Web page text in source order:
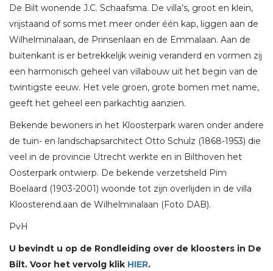
De Bilt wonende J.C. Schaafsma. De villa’s, groot en klein,
vrijstaand of soms met meer onder één kap, liggen aan de
Wilhelminalaan, de Prinsenlaan en de Emmalaan. Aan de
buitenkant is er betrekkelijk weinig veranderd en vormen zij
een harmonisch geheel van villabouw uit het begin van de
twintigste eeuw. Het vele groen, grote bomen met name,
geeft het geheel een parkachtig aanzien.
Bekende bewoners in het Kloosterpark waren onder andere
de tuin- en landschapsarchitect Otto Schulz (1868-1953) die
veel in de provincie Utrecht werkte en in Bilthoven het
Oosterpark ontwierp. De bekende verzetsheld Pim
Boelaard (1903-2001) woonde tot zijn overlijden in de villa
Kloosterend.aan de Wilhelminalaan (Foto DAB).
PvH
U bevindt u op de Rondleiding over de kloosters in De
Bilt. Voor het vervolg klik HIER.